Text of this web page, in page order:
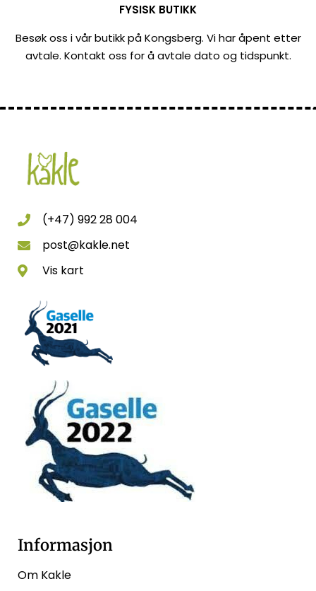
FYSISK BUTIKK
Besøk oss i vår butikk på Kongsberg. Vi har åpent etter
avtale. Kontakt oss for å avtale dato og tidspunkt.
(+47) 992 28 004
post@kakle.net
Vis kart
Informasjon
Om Kakle